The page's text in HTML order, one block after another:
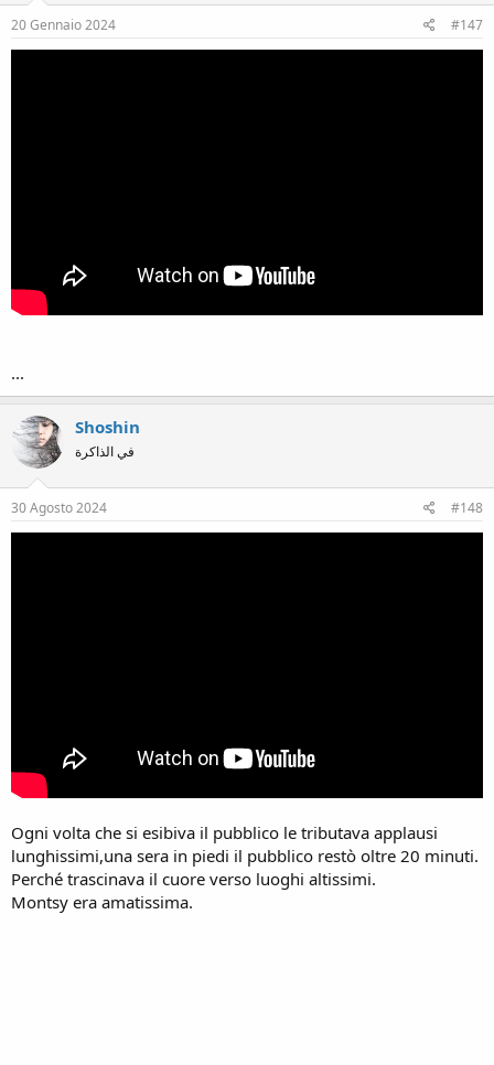
20 Gennaio 2024 #147
...
Shoshin
في الذاكرة
30 Agosto 2024 #148
Ogni volta che si esibiva il pubblico le tributava applausi
lunghissimi,una sera in piedi il pubblico restò oltre 20 minuti.
Perché trascinava il cuore verso luoghi altissimi.
Montsy era amatissima.